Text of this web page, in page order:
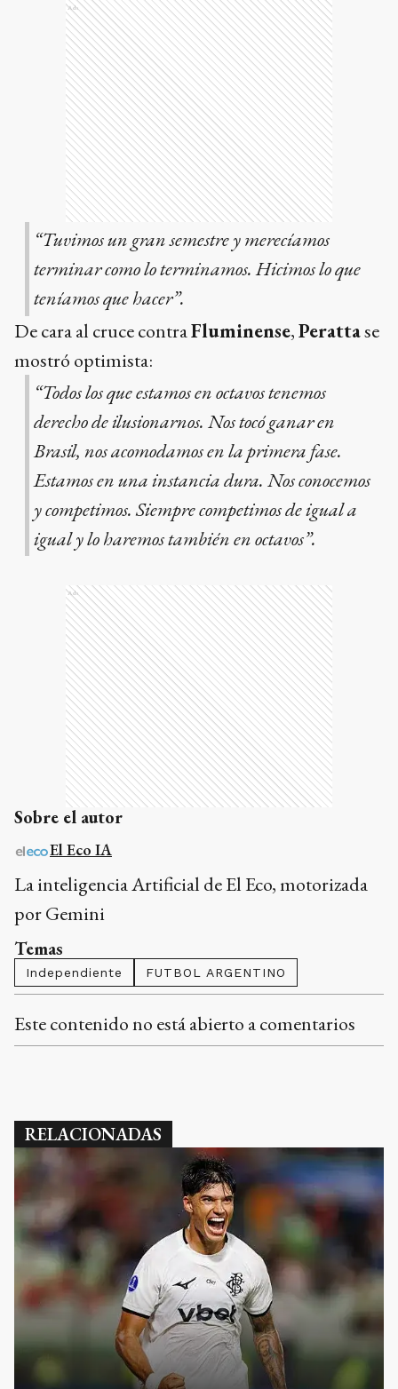
Ads
“Tuvimos un gran semestre y merecíamos
terminar como lo terminamos. Hicimos lo que
teníamos que hacer”.
De cara al cruce contraFluminense,Perattase
mostró optimista:
“Todos los que estamos en octavos tenemos
derecho de ilusionarnos. Nos tocó ganar en
Brasil, nos acomodamos en la primera fase.
Estamos en una instancia dura. Nos conocemos
y competimos. Siempre competimos de igual a
igual y lo haremos también en octavos”.
Ads
Sobre el autor
El Eco IA
La inteligencia Artificial de El Eco, motorizada
por Gemini
Temas
Independiente FUTBOL ARGENTINO
Este contenido no está abierto a comentarios
RELACIONADAS